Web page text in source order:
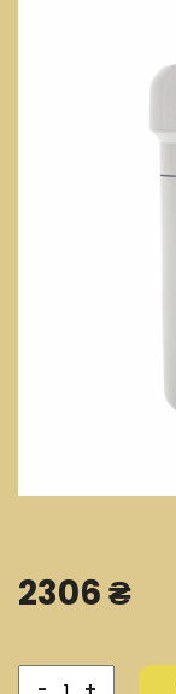
2306 ₴